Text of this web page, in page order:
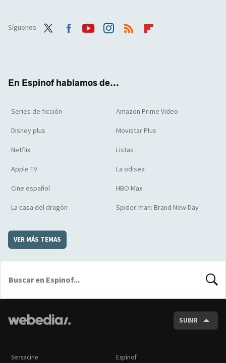
Síguenos
En Espinof hablamos de...
Series de ficción Amazon Prime Video
Disney plus Movistar Plus
Netflix Listas
Apple TV La odisea
Cine español HBO Max
La casa del dragón Spider-man: Brand New Day
VER MÁS TEMAS
SUBIR
Sensacine Espinof